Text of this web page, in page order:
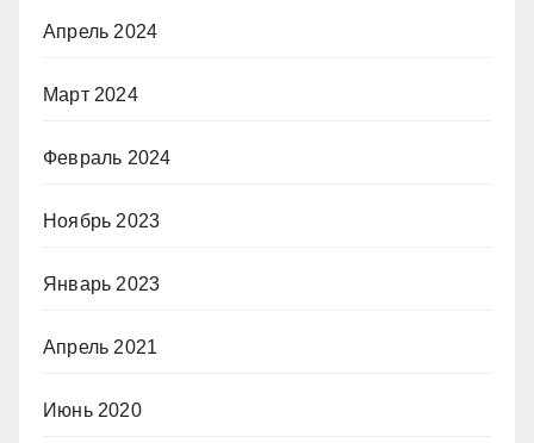
Апрель 2024
Март 2024
Февраль 2024
Ноябрь 2023
Январь 2023
Апрель 2021
Июнь 2020